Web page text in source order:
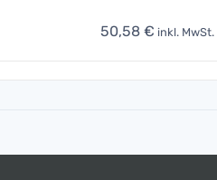
50,58 € inkl. MwSt.